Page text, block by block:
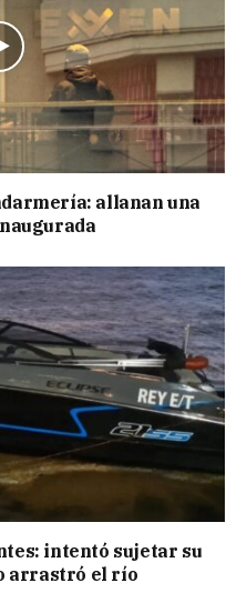
allanan una
intentó sujetar su
arrastró el río